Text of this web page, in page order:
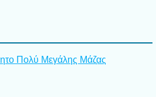
Πολύ Μεγά­λης Μάζας